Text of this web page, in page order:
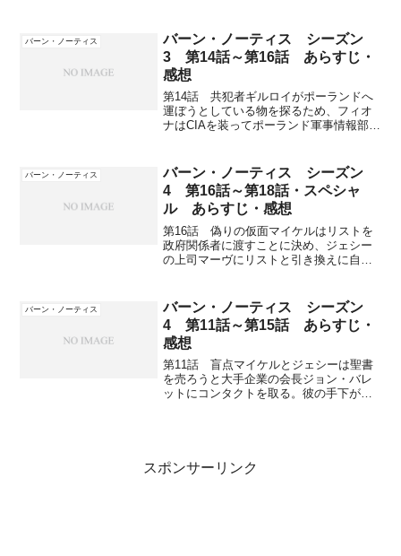
とのこと。それ以来、フェリックスに狙
われている。マイケル達3...
バーン・ノーティス
バーン・ノーティス シーズン
3 第14話～第16話 あらすじ・
感想
第14話 共犯者ギルロイがポーランドへ
運ぼうとしている物を探るため、フィオ
ナはCIAを装ってポーランド軍事情報部の
サムの仕事を手伝うことに。ファッショ
ン関連の会社社長の...
バーン・ノーティス
バーン・ノーティス シーズン
4 第16話～第18話・スペシャ
ル あらすじ・感想
第16話 偽りの仮面マイケルはリストを
政府関係者に渡すことに決め、ジェシー
の上司マーヴにリストと引き換えに自分
アから助けを求められる。ケヴィンは麻
薬がらみの汚職警官とい...
バーン・ノーティス
バーン・ノーティス シーズン
4 第11話～第15話 あらすじ・
感想
第11話 盲点マイケルとジェシーは聖書
を売ろうと大手企業の会長ジョン・バレ
ットにコンタクトを取る。彼の手下がマ
スポンサーリンク